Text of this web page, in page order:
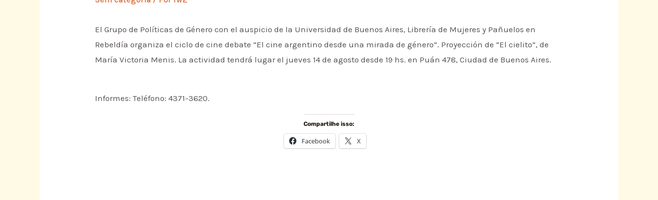
El Grupo de Políticas de Género con el auspicio de la Universidad de Buenos Aires, Librería de Mujeres y Pañuelos en
Rebeldía organiza el ciclo de cine debate “El cine argentino desde una mirada de género”. Proyección de “El cielito”, de
María Victoria Menis. La actividad tendrá lugar el jueves 14 de agosto desde 19 hs. en Puán 478, Ciudad de Buenos Aires.
Informes: Teléfono: 4371-3620.
Compartilhe isso:
Facebook X